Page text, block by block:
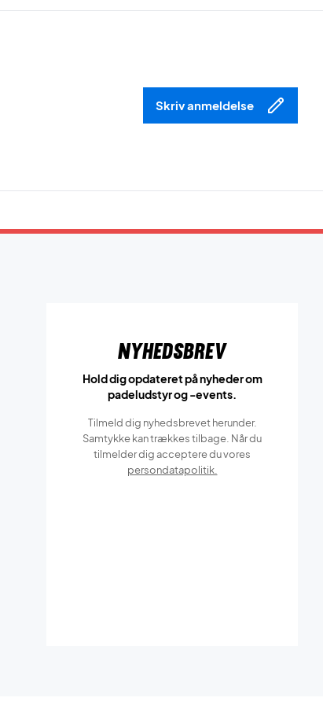
Skriv anmeldelse
Nyhedsbrev
Hold dig opdateret på nyheder om
padeludstyr og -events.
Tilmeld dig nyhedsbrevet herunder.
Samtykke kan trækkes tilbage. Når du
tilmelder dig acceptere du vores
persondatapolitik.